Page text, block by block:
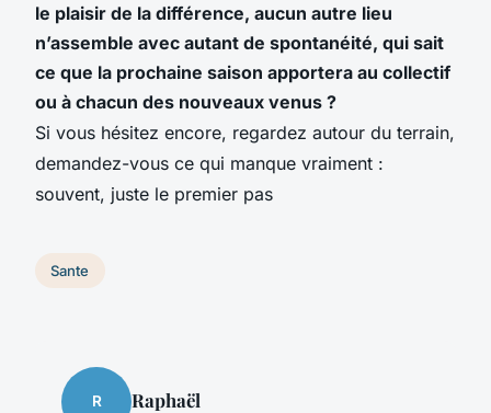
le plaisir de la différence, aucun autre lieu
n’assemble avec autant de spontanéité, qui sait
ce que la prochaine saison apportera au collectif
ou à chacun des nouveaux venus ?
Si vous hésitez encore, regardez autour du terrain,
demandez-vous ce qui manque vraiment :
souvent, juste le premier pas
Sante
R Raphaël